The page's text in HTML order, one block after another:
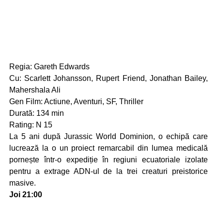
Regia: Gareth Edwards
Cu: Scarlett Johansson, Rupert Friend, Jonathan Bailey,
Mahershala Ali
Gen Film: Actiune, Aventuri, SF, Thriller
Durată: 134 min
Rating: N 15
La 5 ani după Jurassic World Dominion, o echipă care
lucrează la o un proiect remarcabil din lumea medicală
pornește într-o expediție în regiuni ecuatoriale izolate
pentru a extrage ADN-ul de la trei creaturi preistorice
masive.
Joi 21:00